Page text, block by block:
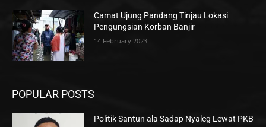
Camat Ujung Pandang Tinjau Lokasi
Pengungsian Korban Banjir
14 February 2023
POPULAR POSTS
Politik Santun ala Sadap Nyaleg Lewat PKB